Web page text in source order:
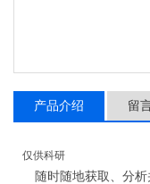
产品介绍 留
仅供科研
随时随地获取、分析